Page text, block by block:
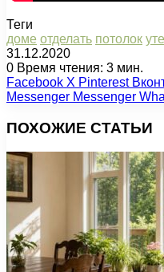
Теги
доме отделать потолок
31.12.2020
0 Время чтения: 3 мин.
Facebook X Pinterest
Messenger Messenger
ПОХОЖИЕ СТАТЬИ